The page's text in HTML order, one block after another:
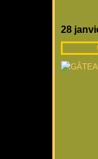
28